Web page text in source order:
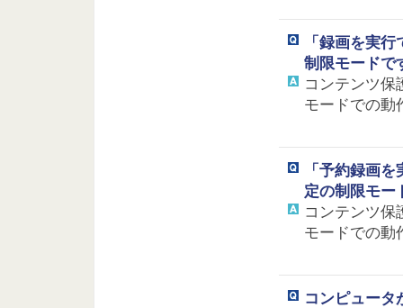
「録画を実
制限モードで
コンテンツ保
モードでの動
「予約録画
定の制限モー
コンテンツ保
モードでの動
コンピュータ